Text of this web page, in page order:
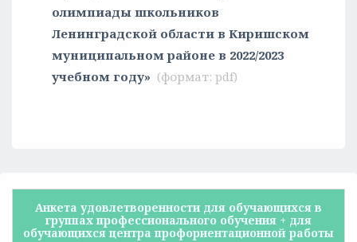
олимпиады школьников
Ленинградской области в Киришском
муниципальном районе в 2022/2023
учебном году»
Анкета удовлетворенности для обучающихся в
группах профессионального обучения + для
обучающихся центра профориентационной работы